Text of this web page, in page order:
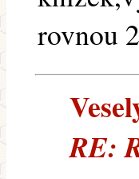
rovnou
RE: